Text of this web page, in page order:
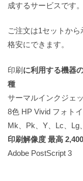
成するサービスです。
ご注文は1セットか
格安にできます。
印刷 に利用する機器
種
サーマルインクジェ
8色 HP Vivid フォト
Mk、Pk、Y、Lc、Lg
印刷解像度 最高
Adobe PostScript 3